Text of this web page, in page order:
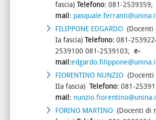
fascia) Telefono: 081-2539359;
mail:
FILIPPONE EDGARDO
Ia fascia) Telefono: 081-
2539100 081-2539103; e-
mail:
FIORENTINO NUNZIO
IIa fascia) Telefono: 081-
mail:
FORINO MARTINO (Docenti di